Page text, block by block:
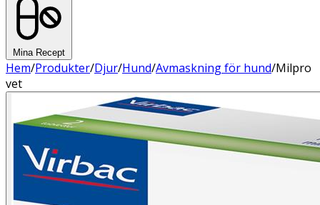
Mina Recept
Hem/Produkter/Djur/Hund/Avmaskning för hund/Milpro
vet